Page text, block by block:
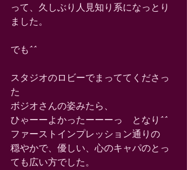
って、久しぶり人見知り系になっとり
ました。
でも^^
スタジオのロビーでまっててくださっ
た
ボジオさんの姿みたら、
ひゃーーよかったーーーっ　となり^^
ファーストインプレッション通りの
穏やかで、優しい、心のキャパのとっ
ても広い方でした。